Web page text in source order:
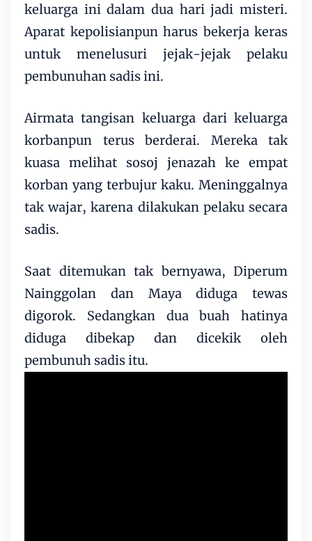
keluarga ini dalam dua hari jadi misteri.
Aparat kepolisianpun harus bekerja keras
untuk menelusuri jejak-jejak pelaku
pembunuhan sadis ini.
Airmata tangisan keluarga dari keluarga
korbanpun terus berderai. Mereka tak
kuasa melihat sosoj jenazah ke empat
korban yang terbujur kaku. Meninggalnya
tak wajar, karena dilakukan pelaku secara
sadis.
Saat ditemukan tak bernyawa, Diperum
Nainggolan dan Maya diduga tewas
digorok. Sedangkan dua buah hatinya
diduga dibekap dan dicekik oleh
pembunuh sadis itu.